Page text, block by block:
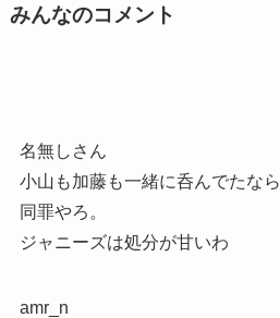
みんなのコメント
名無しさん
小山も加藤も一緒に呑んでたなら
同罪やろ。
ジャニーズは処分が甘いわ
amr_n